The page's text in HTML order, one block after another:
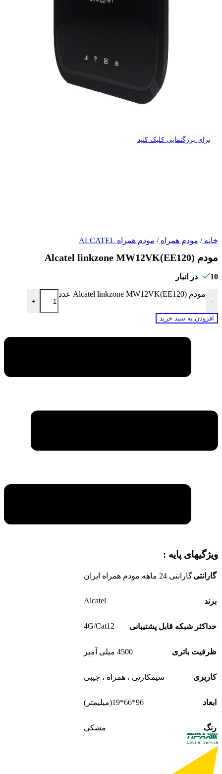
برای بزرگنمایی کلیک کنید
خانه/ مودم همراه/ مودم همراه ALCATEL
مودم Alcatel linkzone MW12VK(EE120)
10 در انبار
-
مودم Alcatel linkzone MW12VK(EE120) عدد
+
افزودن به سبد خرید
ویژگیهای پایه :
گارانتیگارانتی 24 ماهه مودم همراه ایران
برند Alcatel
حداکثر شبکه قابل پشتیبانی 4G/Cat12
ظرفیت باتری 4500 میلی آمپر
کاربری سیمکارتی ، همراه ، جیبی
ابعاد 96*66*19(میلیمتر)
رنگ مشکی